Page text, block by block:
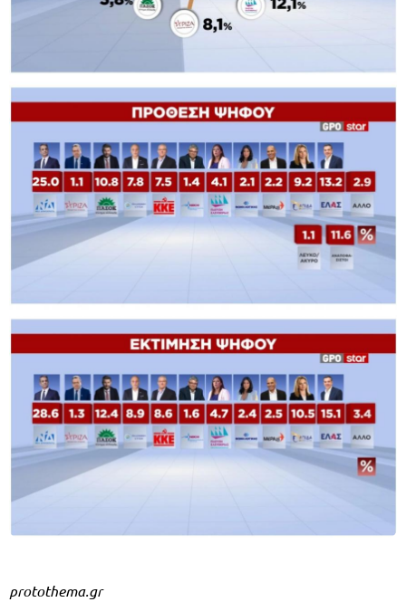
protothema.gr